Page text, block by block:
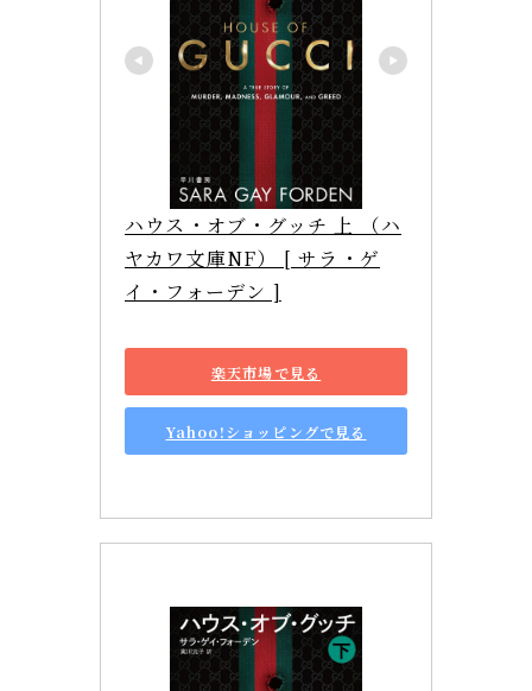
ハウス・オブ・グッチ 上 （ハ
ヤカワ文庫NF） [ サラ・ゲ
イ・フォーデン ]
楽天市場で見る
Yahoo!ショッピングで見る